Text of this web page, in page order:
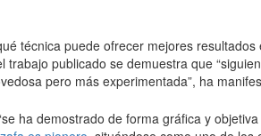
técnica puede ofrecer mejores
trabajo publicado se demuestra que
pero más experimentada”, ha
ha demostrado de forma gráfica y